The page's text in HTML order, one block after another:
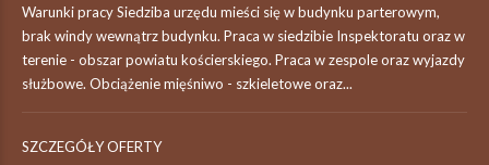
Warunki pracy Siedziba urzędu mieści się w budynku parterowym,
brak windy wewnątrz budynku. Praca w siedzibie Inspektoratu oraz w
terenie - obszar powiatu kościerskiego. Praca w zespole oraz wyjazdy
służbowe. Obciążenie mięśniwo - szkieletowe oraz...
SZCZEGÓŁY OFERTY